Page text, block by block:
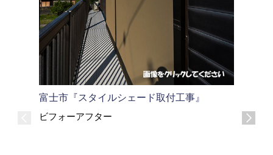
富士市『スタイルシェード取付工事』
ビフォーアフター
富士市